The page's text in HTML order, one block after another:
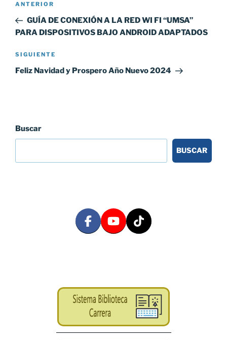
entradas
Entrada
anterior:
ANTERIOR
GUÍA DE CONEXIÓN A LA RED WI FI “UMSA”
PARA DISPOSITIVOS BAJO ANDROID ADAPTADOS
Siguiente
entrada
SIGUIENTE
Feliz Navidad y Prospero Año Nuevo 2024
Buscar
BUSCAR